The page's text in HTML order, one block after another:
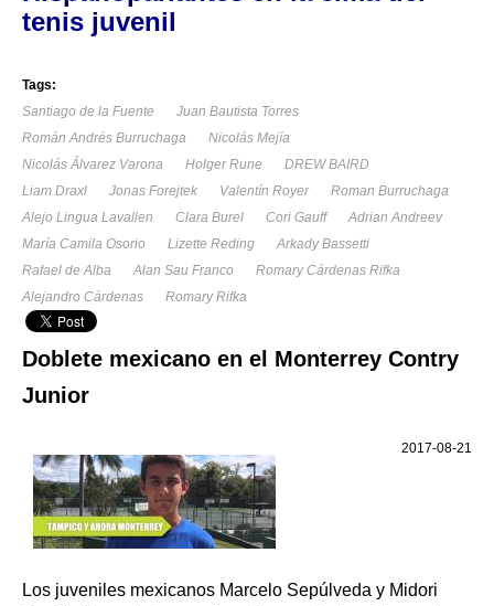
tenis juvenil
Tags:
Santiago de la Fuente
Juan Bautista Torres
Román Andrés Burruchaga
Nicolás Mejía
Nicolás Álvarez Varona
Holger Rune
DREW BAIRD
Liam Draxl
Jonas Forejtek Valentín Royer
Roman Burruchaga
Alejo Lingua Lavallen
Clara Burel Cori Gauff
Adrian Andreev
María Camila Osorio
Lizette Reding
Arkady Bassetti
Rafael de Alba
Alan Sau Franco
Romary Cárdenas Rifka
Alejandro Cárdenas
Romary Rifka
Doblete mexicano en el Monterrey Contry
Junior
2017-08-21
Los juveniles mexicanos Marcelo Sepúlveda y Midori